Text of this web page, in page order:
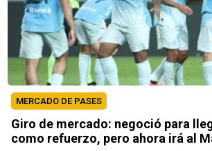
MERCADO DE PASES
Giro de mercado: negoció para
como refuerzo, pero ahora irá al